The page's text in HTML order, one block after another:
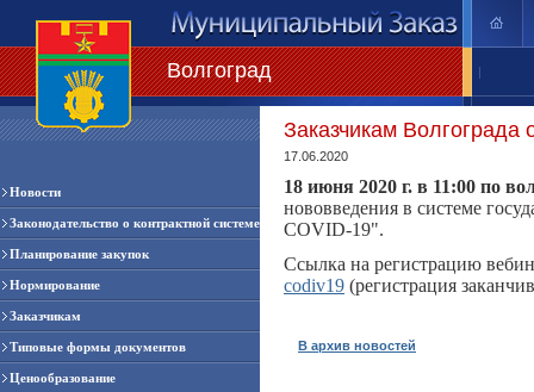
Волгоград |
Новости
Законодательство о контрактной системе
Планирование закупок
Нормирование
Заказчикам
Типовые формы документов
Ценообразование
Заказчикам
17.06.2020
18 июня 2020 г. в 11:00 по
нововведения в системе
COVID-19".
Ссылка на регистрацию
codiv19 (регистрация
В архив новостей